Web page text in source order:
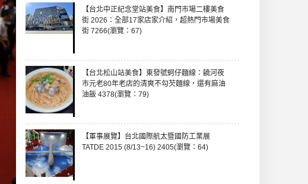
【台北中正紀念堂站美食】南門市場二樓美食
街 2026：全部17家店家介紹，超熱門市場美食
街 7266(瀏覽：67)
【台北松山站美食】東發號蚵仔麵線：饒河夜
市元老80年老店的清爽不勾芡麵線，還有麻油
油飯 4378(瀏覽：79)
【軍事展覽】台北國際航太暨國防工業展
TATDE 2015 (8/13~16) 2405(瀏覽：64)